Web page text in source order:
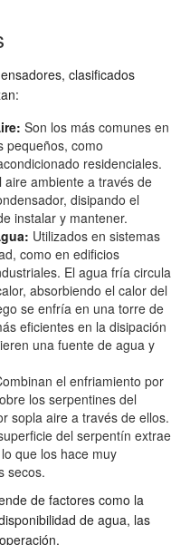
clasificados
Son los más comunes en
pequeños, como
residenciales.
ambiente a través de
disipando el
instalar y mantener.
Utilizados en sistemas
como en edificios
El agua fría circula
absorbiendo el calor del
se enfría en una torre de
eficientes en la disipación
una fuente de agua y
el enfriamiento por
los serpentines del
sopla aire a través de ellos.
del serpentín extrae
que los hace muy
secos.
de factores como la
de agua, las